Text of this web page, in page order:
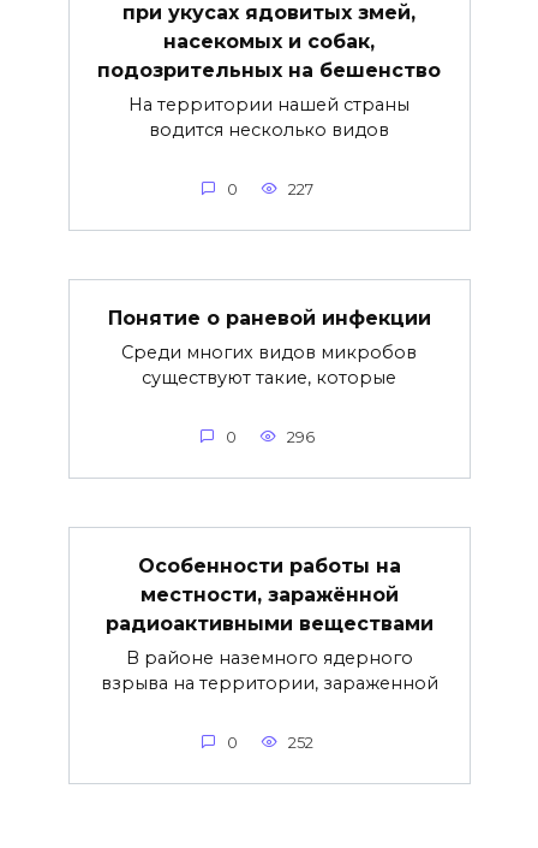
при укусах ядовитых змей,
насекомых и собак,
подозрительных на бешенство
На территории нашей страны
водится несколько видов
0 227
Понятие о раневой инфекции
Среди многих видов микробов
существуют такие, которые
0 296
Особенности работы на
местности, заражённой
радиоактивными веществами
В районе наземного ядерного
взрыва на территории, зараженной
0 252